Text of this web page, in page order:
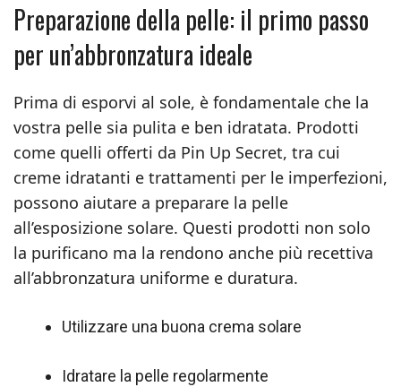
Preparazione della pelle: il primo passo
per un’abbronzatura ideale
Prima di esporvi al sole, è fondamentale che la
vostra pelle sia pulita e ben idratata. Prodotti
come quelli offerti da Pin Up Secret, tra cui
creme idratanti e trattamenti per le imperfezioni,
possono aiutare a preparare la pelle
all’esposizione solare. Questi prodotti non solo
la purificano ma la rendono anche più recettiva
all’abbronzatura uniforme e duratura.
Utilizzare una buona crema solare
Idratare la pelle regolarmente